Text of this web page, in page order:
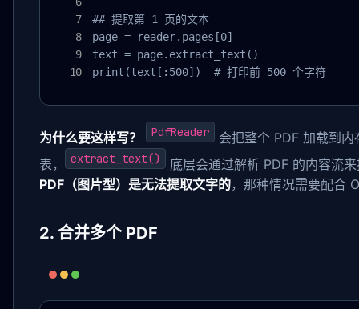
## 提取第 1 页的文本
page = reader.pages[0]
text = page.extract_text()
print(text[:500])  # 打印前 500 个字符
为什么要这样写？ PdfReader
会把整个 PDF 加载到内
表，
extract_text()
底层会通过解析 PDF 的内容流
PDF（图片型）是无法提取文字的，那种情况需要配合
2. 合并多个 PDF